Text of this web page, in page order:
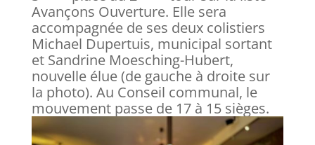
Avançons Ouverture. Elle sera
accompagnée de ses deux colistiers
Michael Dupertuis, municipal sortant
et Sandrine Moesching-Hubert,
nouvelle élue (de gauche à droite sur
la photo). Au Conseil communal, le
mouvement passe de 17 à 15 sièges.